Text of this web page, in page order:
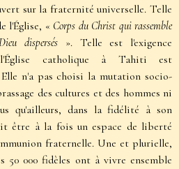
sur la fraternité universelle. Telle
l'Église, « Corps du Christ qui rassemble
dispersés ». Telle est l'exigence
catholique à Tahiti est
n'a pas choisi la mutation socio-
des cultures et des hommes ni
qu'ailleurs, dans la fidélité à son
être à la fois un espace de liberté
fraternelle. Une et plurielle,
50 000 fidèles ont à vivre ensemble